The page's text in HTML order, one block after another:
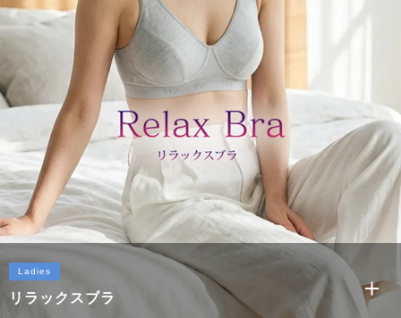
Ladies
リラックスブラ